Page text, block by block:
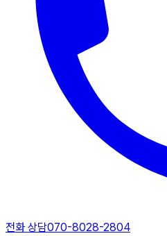
전화 상담070-8028-2804